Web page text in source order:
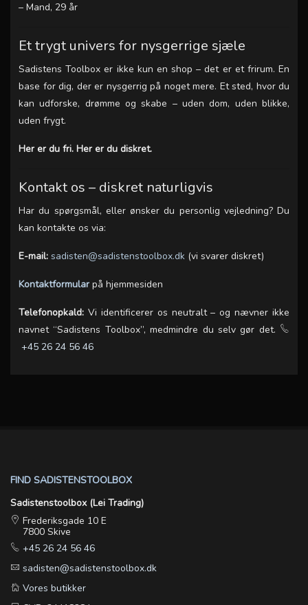
– Mand, 29 år
Et trygt univers for nysgerrige sjæle
Sadistens Toolbox er ikke kun en shop – det er et frirum. En
base for dig, der er nysgerrig på noget mere. Et sted, hvor du
kan udforske, drømme og skabe – uden dom, uden blikke,
uden frygt.
Her er du fri. Her er du diskret.
Kontakt os – diskret naturligvis
Har du spørgsmål, eller ønsker du personlig vejledning? Du
kan kontakte os via:
E-mail: sadisten@sadistenstoolbox.dk (vi svarer diskret)
Kontaktformular på hjemmesiden
Telefonopkald: Vi identificerer os neutralt – og nævner ikke
navnet “Sadistens Toolbox”, medmindre du selv gør det.
+45 26 24 56 46
FIND SADISTENSTOOLBOX
Sadistenstoolbox (Lei Trading)
Frederiksgade 10 E
7800 Skive
+45 26 24 56 46
sadisten@sadistenstoolbox.dk
Vores butikker